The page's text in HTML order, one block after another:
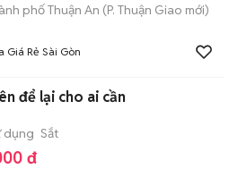
phố Thuận An (P. Thuận Giao mới)
Giá Rẻ Sài Gòn
để lại cho ai cần
dụng Sắt
đ